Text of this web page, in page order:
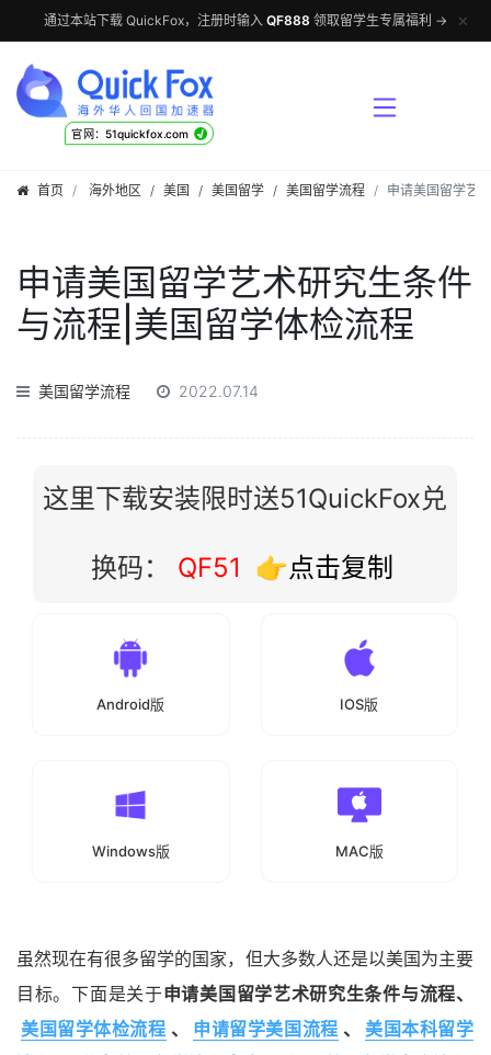
通过本站下载 QuickFox，注册时输入 QF888 领取留学生专属福利 → ✕
官网：51quickfox.com √
首页 海外地区 / 美国 / 美国留学 / 美国留学流程 申请美国留学艺
申请美国留学艺术研究生条件
与流程|美国留学体检流程
美国留学流程 2022.07.14
这里下载安装限时送51QuickFox兑
换码： QF51 👉点击复制
Android版 IOS版
Windows版 MAC版
虽然现在有很多留学的国家，但大多数人还是以美国为主要
目标。下面是关于申请美国留学艺术研究生条件与流程、
美国留学体检流程 、 申请留学美国流程 、
美国本科留学